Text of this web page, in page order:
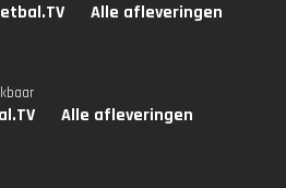
Alle afleveringen
Alle afleveringen